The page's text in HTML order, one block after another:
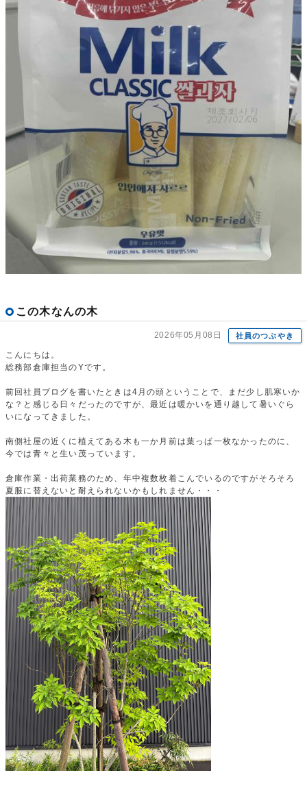
この木なんの木
2026年05月08日 社員のつぶやき
こんにちは。
総務部倉庫担当のYです。
前回社員ブログを書いたときは4月の頭ということで、まだ少し肌寒いか
な？と感じる日々だったのですが、最近は暖かいを通り越して暑いぐら
いになってきました。
南側社屋の近くに植えてある木も一か月前は葉っぱ一枚なかったのに、
今では青々と生い茂っています。
倉庫作業・出荷業務のため、年中複数枚着こんでいるのですがそろそろ
夏服に替えないと耐えられないかもしれません・・・